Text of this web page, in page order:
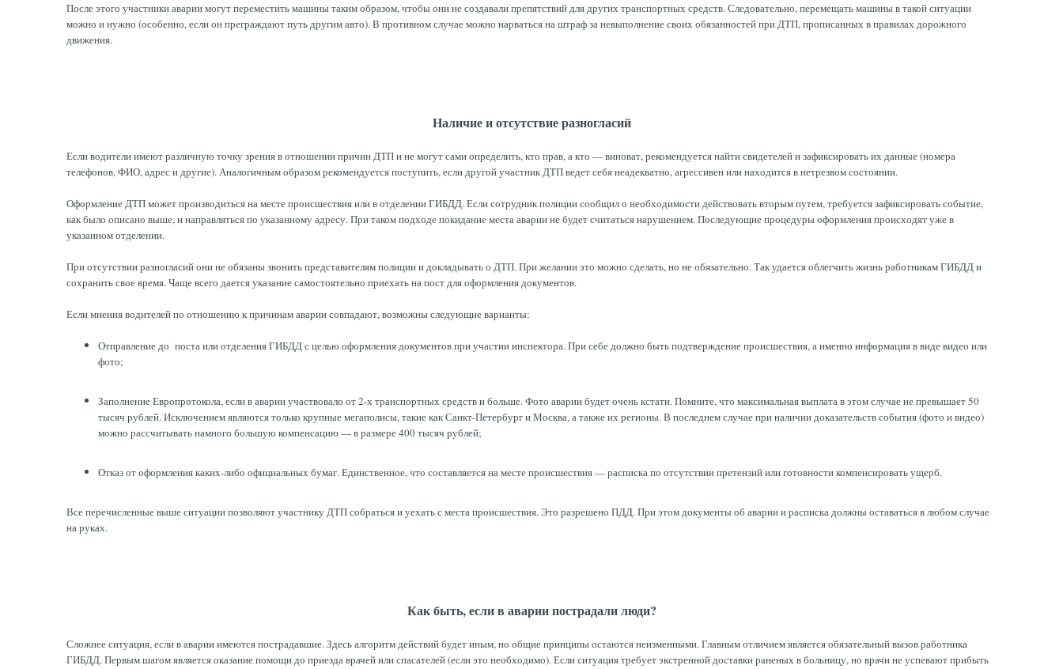
После этого участники аварии могут переместить машины таким образом, чтобы они не создавали препятствий для других транспортных средств. Следовательно, перемещать машины в такой ситуации
можно и нужно (особенно, если он преграждают путь другим авто). В противном случае можно нарваться на штраф за невыполнение своих обязанностей при ДТП, прописанных в правилах дорожного
движения.
Наличие и отсутствие разногласий
Если водители имеют различную точку зрения в отношении причин ДТП и не могут сами определить, кто прав, а кто — виноват, рекомендуется найти свидетелей и зафиксировать их данные (номера
телефонов, ФИО, адрес и другие). Аналогичным образом рекомендуется поступить, если другой участник ДТП ведет себя неадекватно, агрессивен или находится в нетрезвом состоянии.
Оформление ДТП может производиться на месте происшествия или в отделении ГИБДД. Если сотрудник полиции сообщил о необходимости действовать вторым путем, требуется зафиксировать событие,
как было описано выше, и направляться по указанному адресу. При таком подходе покидание места аварии не будет считаться нарушением. Последующие процедуры оформления происходят уже в
указанном отделении.
При отсутствии разногласий они не обязаны звонить представителям полиции и докладывать о ДТП. При желании это можно сделать, но не обязательно. Так удается облегчить жизнь работникам ГИБДД и
сохранить свое время. Чаще всего дается указание самостоятельно приехать на пост для оформления документов.
Если мнения водителей по отношению к причинам аварии совпадают, возможны следующие варианты:
Отправление до поста или отделения ГИБДД с целью оформления документов при участии инспектора. При себе должно быть подтверждение происшествия, а именно информация в виде видео или
фото;
Заполнение Европротокола, если в аварии участвовало от 2-х транспортных средств и больше. Фото аварии будет очень кстати. Помните, что максимальная выплата в этом случае не превышает 50
тысяч рублей. Исключением являются только крупные мегаполисы, такие как Санкт-Петербург и Москва, а также их регионы. В последнем случае при наличии доказательств события (фото и видео)
можно рассчитывать намного большую компенсацию — в размере 400 тысяч рублей;
Отказ от оформления каких-либо официальных бумаг. Единственное, что составляется на месте происшествия — расписка по отсутствии претензий или готовности компенсировать ущерб.
Все перечисленные выше ситуации позволяют участнику ДТП собраться и уехать с места происшествия. Это разрешено ПДД. При этом документы об аварии и расписка должны оставаться в любом случае
на руках.
Как быть, если в аварии пострадали люди?
Сложнее ситуация, если в аварии имеются пострадавшие. Здесь алгоритм действий будет иным, но общие принципы остаются неизменными. Главным отличием является обязательный вызов работника
ГИБДД. Первым шагом является оказание помощи до приезда врачей или спасателей (если это необходимо). Если ситуация требует экстренной доставки раненых в больницу, но врачи не успевают прибыть